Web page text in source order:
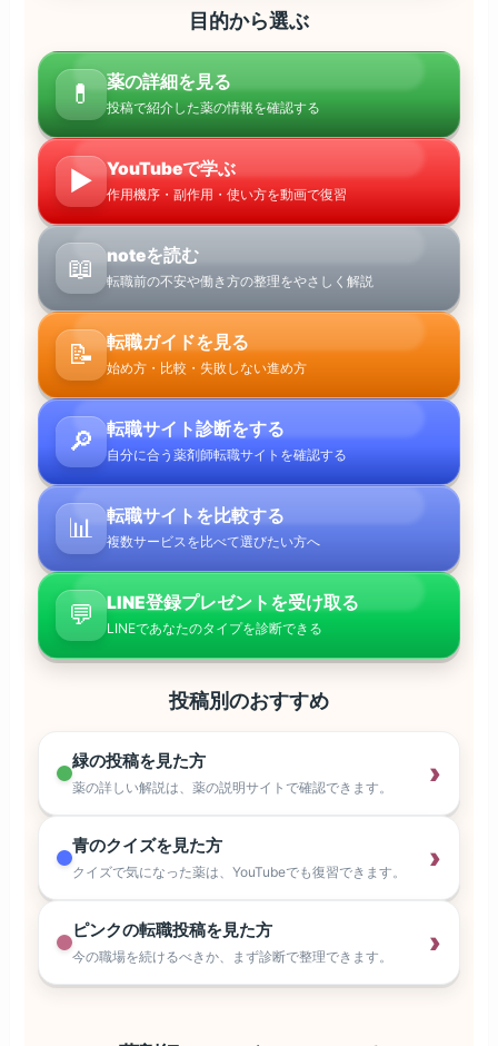
目的から選ぶ
💊 薬の詳細を見る
投稿で紹介した薬の情報を確認する
▶ YouTubeで学ぶ
作用機序・副作用・使い方を動画で復習
📖 noteを読む
転職前の不安や働き方の整理をやさしく解説
📝 転職ガイドを見る
始め方・比較・失敗しない進め方
🔎 転職サイト診断をする
自分に合う薬剤師転職サイトを確認する
📊 転職サイトを比較する
複数サービスを比べて選びたい方へ
💬 LINE登録プレゼントを受け取る
LINEであなたのタイプを診断できる
投稿別のおすすめ
緑の投稿を見た方
薬の詳しい解説は、薬の説明サイトで確認できます。 ›
青のクイズを見た方
クイズで気になった薬は、YouTubeでも復習できます。 ›
ピンクの転職投稿を見た方
今の職場を続けるべきか、まず診断で整理できます。 ›